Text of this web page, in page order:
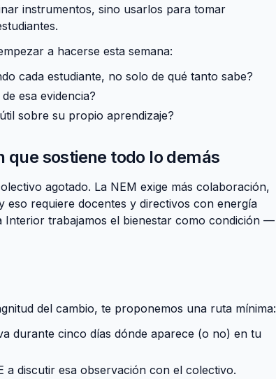
instrumentos, sino usarlos para tomar
a hacerse esta semana:
cada estudiante, no solo de qué tanto sabe?
esa evidencia?
sobre su propio aprendizaje?
que sostiene todo lo demás
agotado. La NEM exige más colaboración,
requiere docentes y directivos con energía
Interior trabajamos el bienestar como condición —
del cambio, te proponemos una ruta mínima:
durante cinco días dónde aparece (o no) en tu
a discutir esa observación con el colectivo.